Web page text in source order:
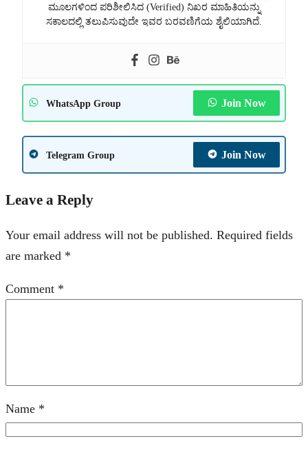
ಮೂಲಗಳಿಂದ ಪರಿಶೀಲಿಸಿದ (Verified) ನಿಖರ ಮಾಹಿತಿಯನ್ನು
ಸಕಾಲದಲ್ಲಿ ತಲುಪಿಸುವುದೇ ಇವರ ಬರವಣಿಗೆಯ ಶೈಲಿಯಾಗಿದೆ.
WhatsApp Group Join Now
Telegram Group Join Now
Leave a Reply
Your email address will not be published. Required fields
are marked *
Comment *
Name *